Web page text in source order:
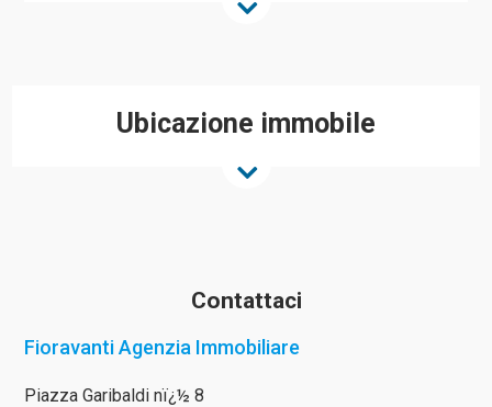
Ubicazione immobile
Contattaci
Fioravanti Agenzia Immobiliare
Piazza Garibaldi nï¿½ 8